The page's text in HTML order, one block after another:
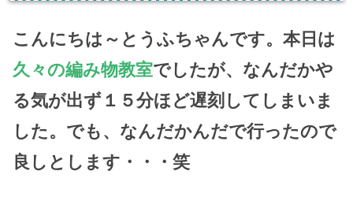
こんにちは～とうふちゃんです。本日は
久々の編み物教室でしたが、なんだかや
る気が出ず１５分ほど遅刻してしまいま
した。でも、なんだかんだで行ったので
良しとします・・・笑